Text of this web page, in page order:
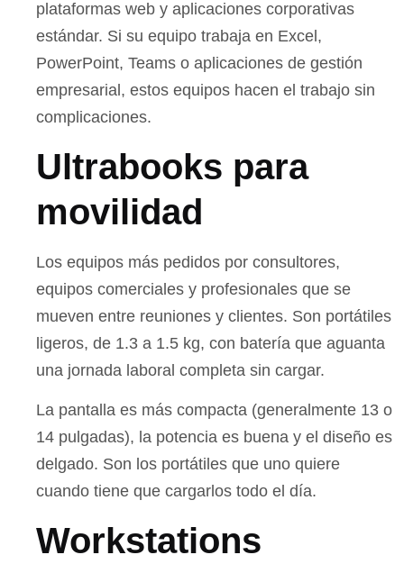
plataformas web y aplicaciones corporativas
estándar. Si su equipo trabaja en Excel,
PowerPoint, Teams o aplicaciones de gestión
empresarial, estos equipos hacen el trabajo sin
complicaciones.
Ultrabooks para
movilidad
Los equipos más pedidos por consultores,
equipos comerciales y profesionales que se
mueven entre reuniones y clientes. Son portátiles
ligeros, de 1.3 a 1.5 kg, con batería que aguanta
una jornada laboral completa sin cargar.
La pantalla es más compacta (generalmente 13 o
14 pulgadas), la potencia es buena y el diseño es
delgado. Son los portátiles que uno quiere
cuando tiene que cargarlos todo el día.
Workstations